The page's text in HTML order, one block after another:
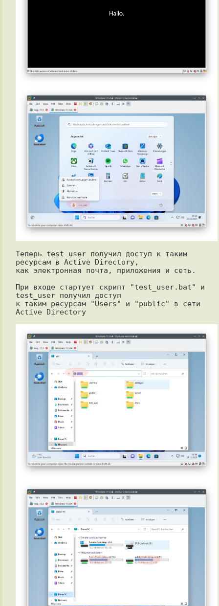
Теперь test_user получил доступ к таким
ресурсам в Active Directory,
как электронная почта, приложения и сеть.
При входе стартует скрипт "test_user.bat" и
test_user получил доступ
к таким ресурсам "Users" и "public" в сети
Active Directory